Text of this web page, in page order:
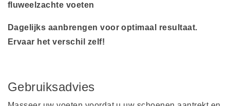
fluweelzachte voeten
Dagelijks aanbrengen voor optimaal resultaat.
Ervaar het verschil zelf!
Gebruiksadvies